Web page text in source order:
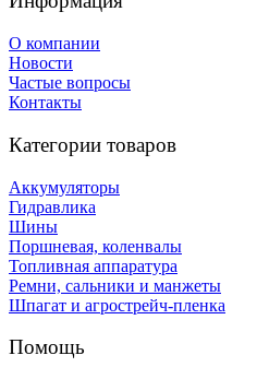
О компании
Новости
Частые вопросы
Контакты
Категории товаров
Аккумуляторы
Гидравлика
Шины
Поршневая, коленвалы
Топливная аппаратура
Ремни, сальники и манжеты
Шпагат и агрострейч-пленка
Помощь